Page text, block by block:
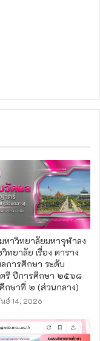
หาวิทยาลัยมหาจุฬาลง
ทยาลัย เรื่อง ตาราง
การศึกษา ระดับ
รี ปีการศึกษา ๒๕๖๘
กษาที่ ๒ (ส่วนกลาง)
ธ์ 14, 2026